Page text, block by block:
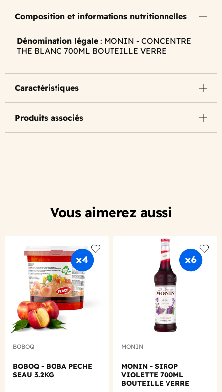
Composition et informations nutritionnelles
Dénomination légale : MONIN - CONCENTRE
THE BLANC 700ML BOUTEILLE VERRE
Caractéristiques
Produits associés
Vous aimerez aussi
Add to wishlist
BOBOQ
BOBOQ - BOBA PECHE
SEAU 3.2KG
Add
MONIN
MONIN - SIROP
VIOLETTE 700ML
BOUTEILLE VERRE